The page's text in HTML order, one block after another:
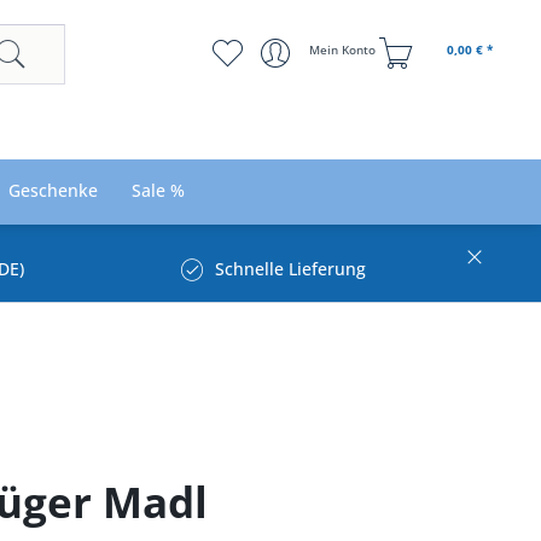
Mein Konto 0,00 € *
Geschenke Sale %
Schnelle Lieferung
Madl